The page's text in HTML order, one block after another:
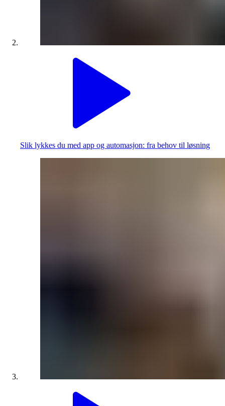
Slik lykkes du med app og automasjon: fra behov til løsning